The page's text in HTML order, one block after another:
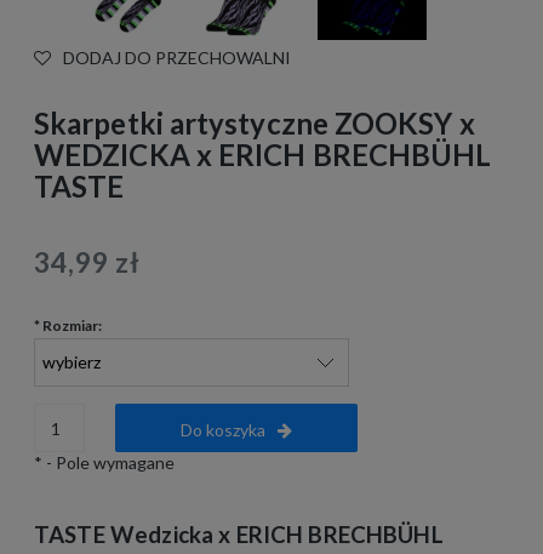
DODAJ DO PRZECHOWALNI
Skarpetki artystyczne ZOOKSY x
WEDZICKA x ERICH BRECHBÜHL
TASTE
34,99 zł
* Rozmiar:
Do koszyka
* - Pole wymagane
TASTE Wedzicka x ERICH BRECHBÜHL